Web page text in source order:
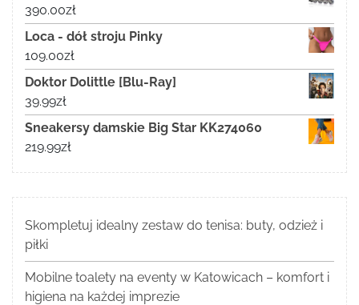
390.00zł
Loca - dół stroju Pinky
109.00zł
Doktor Dolittle [Blu-Ray]
39.99zł
Sneakersy damskie Big Star KK274060
219.99zł
Skompletuj idealny zestaw do tenisa: buty, odzież i
piłki
Mobilne toalety na eventy w Katowicach – komfort i
higiena na każdej imprezie